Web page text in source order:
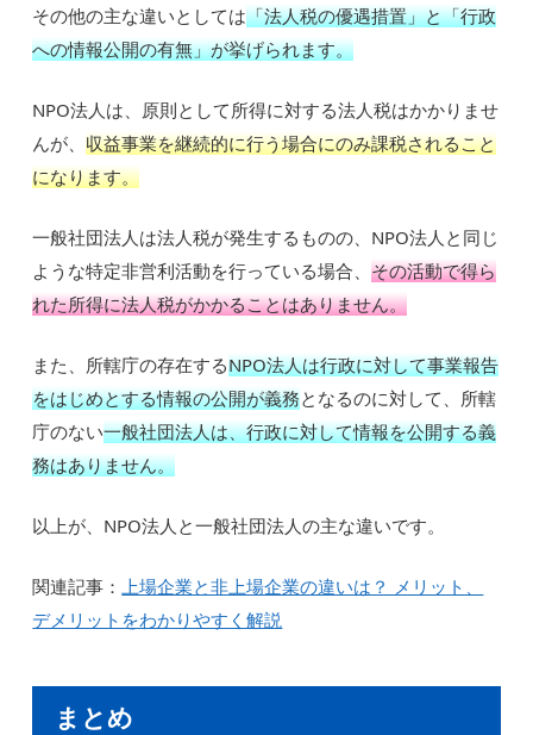
その他の主な違いとしては「法人税の優遇措置」と「行政
への情報公開の有無」が挙げられます。
NPO法人は、原則として所得に対する法人税はかかりませ
んが、収益事業を継続的に行う場合にのみ課税されること
になります。
一般社団法人は法人税が発生するものの、NPO法人と同じ
ような特定非営利活動を行っている場合、その活動で得ら
れた所得に法人税がかかることはありません。
また、所轄庁の存在するNPO法人は行政に対して事業報告
をはじめとする情報の公開が義務となるのに対して、所轄
庁のない一般社団法人は、行政に対して情報を公開する義
務はありません。
以上が、NPO法人と一般社団法人の主な違いです。
関連記事：上場企業と非上場企業の違いは？ メリット、
デメリットをわかりやすく解説
まとめ